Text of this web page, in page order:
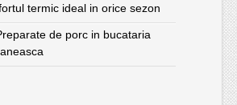
termic ideal in orice sezon
de porc in bucataria